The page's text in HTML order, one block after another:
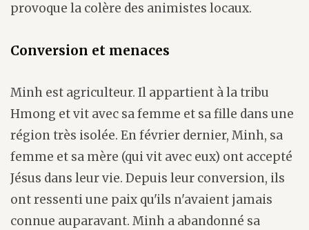
provoque la colère des animistes locaux.
Conversion et menaces
Minh est agriculteur. Il appartient à la tribu
Hmong et vit avec sa femme et sa fille dans une
région très isolée. En février dernier, Minh, sa
femme et sa mère (qui vit avec eux) ont accepté
Jésus dans leur vie. Depuis leur conversion, ils
ont ressenti une paix qu'ils n'avaient jamais
connue auparavant. Minh a abandonné sa